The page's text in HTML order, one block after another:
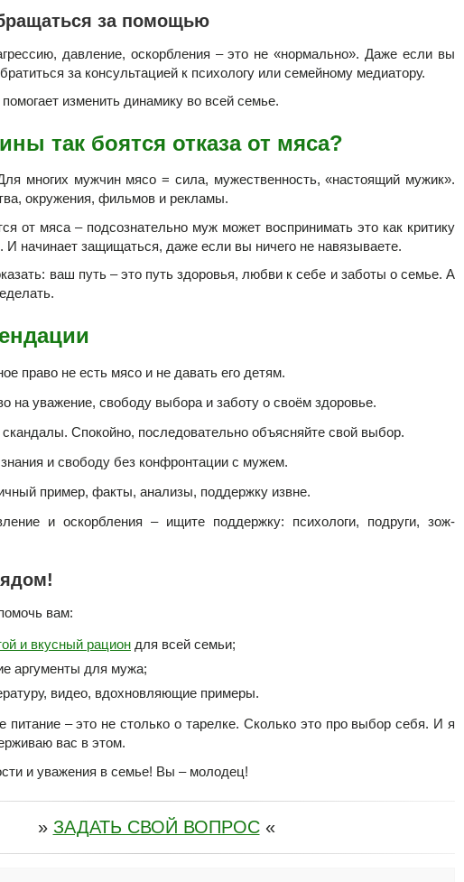
за помощью
давление, оскорбления – это не «нормально». Даже если вы
за консультацией к психологу или семейному медиатору.
изменить динамику во всей семье.
так боятся отказа от мяса?
многих мужчин мясо = сила, мужественность, «настоящий мужик».
окружения, фильмов и рекламы.
от мяса – подсознательно муж может воспринимать это как критику
И начинает защищаться, даже если вы ничего не навязываете.
ваш путь – это путь здоровья, любви к себе и заботы о семье. А
право не есть мясо и не давать его детям.
на уважение, свободу выбора и заботу о своём здоровье.
скандалы. Спокойно, последовательно объясняйте свой выбор.
и свободу без конфронтации с мужем.
пример, факты, анализы, поддержку извне.
и оскорбления – ищите поддержку: психологи, подруги, зож-
вам:
и вкусный рацион для всей семьи;
аргументы для мужа;
видео, вдохновляющие примеры.
питание – это не столько о тарелке. Сколько это про выбор себя. И я
вас в этом.
и уважения в семье! Вы – молодец!
» ЗАДАТЬ СВОЙ ВОПРОС«